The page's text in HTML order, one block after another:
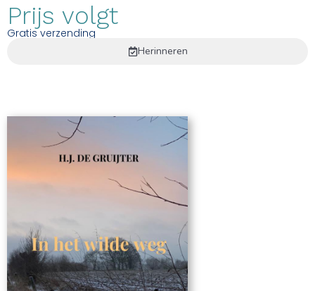
Prijs volgt
Gratis verzending
Herinneren